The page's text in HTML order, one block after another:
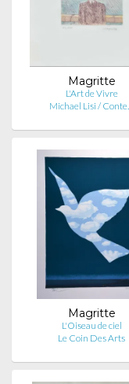
Magritte
L'Art de Vivre
Michael Lisi / Conte…
Magritte
L'Oiseau de ciel
Le Coin Des Arts